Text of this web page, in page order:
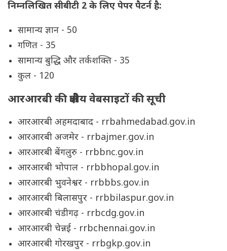
निम्नलिखित सीबीटी 2 के लिए पेपर पैटर्न है:
सामान्य ज्ञान - 50
गणित - 35
सामान्य बुद्धि और तर्कशक्ति - 35
कुल - 120
आरआरबी की क्षेत्रीय वेबसाइटों की सूची
आरआरबी अहमदाबाद - rrbahmedabad.gov.in
आरआरबी अजमेर - rrbajmer.gov.in
आरआरबी बेंगलुरु - rrbbnc.gov.in
आरआरबी भोपाल - rrbbhopal.gov.in
आरआरबी भुवनेश्वर - rrbbbs.gov.in
आरआरबी बिलासपुर - rrbbilaspur.gov.in
आरआरबी चंडीगढ़ - rrbcdg.gov.in
आरआरबी चेन्नई - rrbchennai.gov.in
आरआरबी गोरखपुर - rrbgkp.gov.in